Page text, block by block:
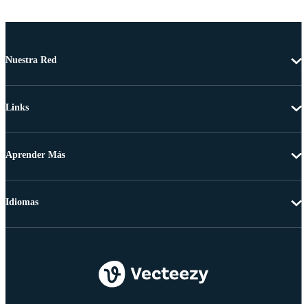
Nuestra Red
Links
Aprender Más
Idiomas